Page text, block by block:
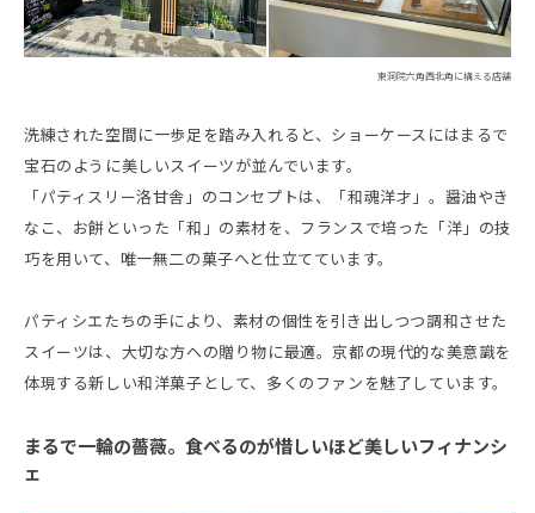
東洞院六角西北角に構える店舗
洗練された空間に一歩足を踏み入れると、ショーケースにはまるで
宝石のように美しいスイーツが並んでいます。
「パティスリー洛甘舎」のコンセプトは、「和魂洋才」。醤油やき
なこ、お餅といった「和」の素材を、フランスで培った「洋」の技
巧を用いて、唯一無二の菓子へと仕立てています。
パティシエたちの手により、素材の個性を引き出しつつ調和させた
スイーツは、大切な方への贈り物に最適。京都の現代的な美意識を
体現する新しい和洋菓子として、多くのファンを魅了しています。
まるで一輪の薔薇。食べるのが惜しいほど美しいフィナンシ
ェ